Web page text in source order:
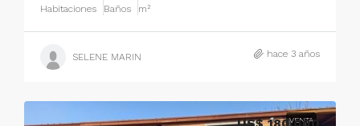
Habitaciones Baños m²
SELENE MARIN hace 3 años
VENTA